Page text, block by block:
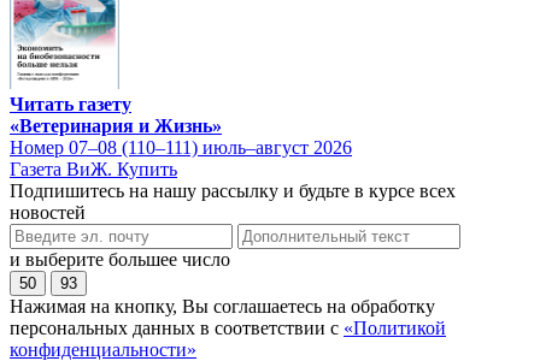
Читать газету
«Ветеринария и Жизнь»
Номер 07–08 (110–111) июль–август 2026
Газета ВиЖ. Купить
Подпишитесь на нашу рассылку и будьте в курсе всех
новостей
и выберите большее число
50 93
Нажимая на кнопку, Вы соглашаетесь на обработку
персональных данных в соответствии с «Политикой
конфиденциальности»